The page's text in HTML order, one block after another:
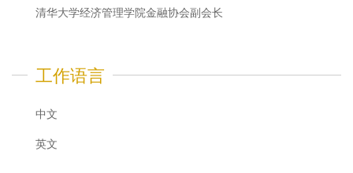
清华大学经济管理学院金融协会副会长
工作语言
中文
英文